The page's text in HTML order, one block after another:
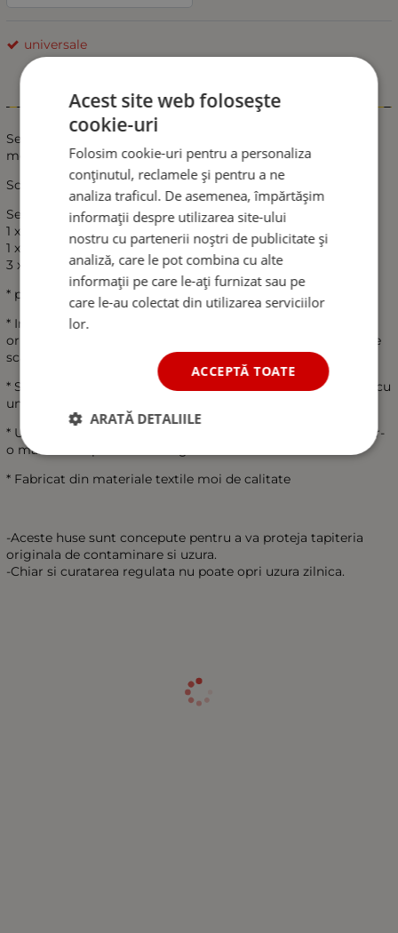
universale
Informații
Set de huse universale pentru scaune din material moale cu
model de diamant.
Scaunul soferului si scaunul dublu al pasagerului.
Setul include:
1 x capacul scaunului soferului
1 x carcasa pentru scaun dublu pasager
3 x cutii de tetiere
* potrivit pentru autobuze cu volan stanga si dreapta
* Instalare rapida si usoara - asezati-va doar pe scaunele
originale (cu elasticele dedesubt, astfel incat sa se intinda pe
scaune)
* Sunt potrivite pentru autobuze cu airbag si pot fi utilizate cu
una sau doua cotiere.
* Usor de curatat - stergeti doar deoarece poate fi spalat intr-
o masina de spalat la 40 de grade
* Fabricat din materiale textile moi de calitate
-Aceste huse sunt concepute pentru a va proteja tapiteria
originala de contaminare si uzura.
-Chiar si curatarea regulata nu poate opri uzura zilnica.
Acest site web folosește
cookie-uri
Folosim cookie-uri pentru a personaliza
conținutul, reclamele și pentru a ne
analiza traficul. De asemenea, împărtășim
informații despre utilizarea site-ului
nostru cu partenerii noștri de publicitate și
analiză, care le pot combina cu alte
informații pe care le-ați furnizat sau pe
care le-au colectat din utilizarea serviciilor
lor.
ACCEPTĂ TOATE
ARATĂ DETALIILE